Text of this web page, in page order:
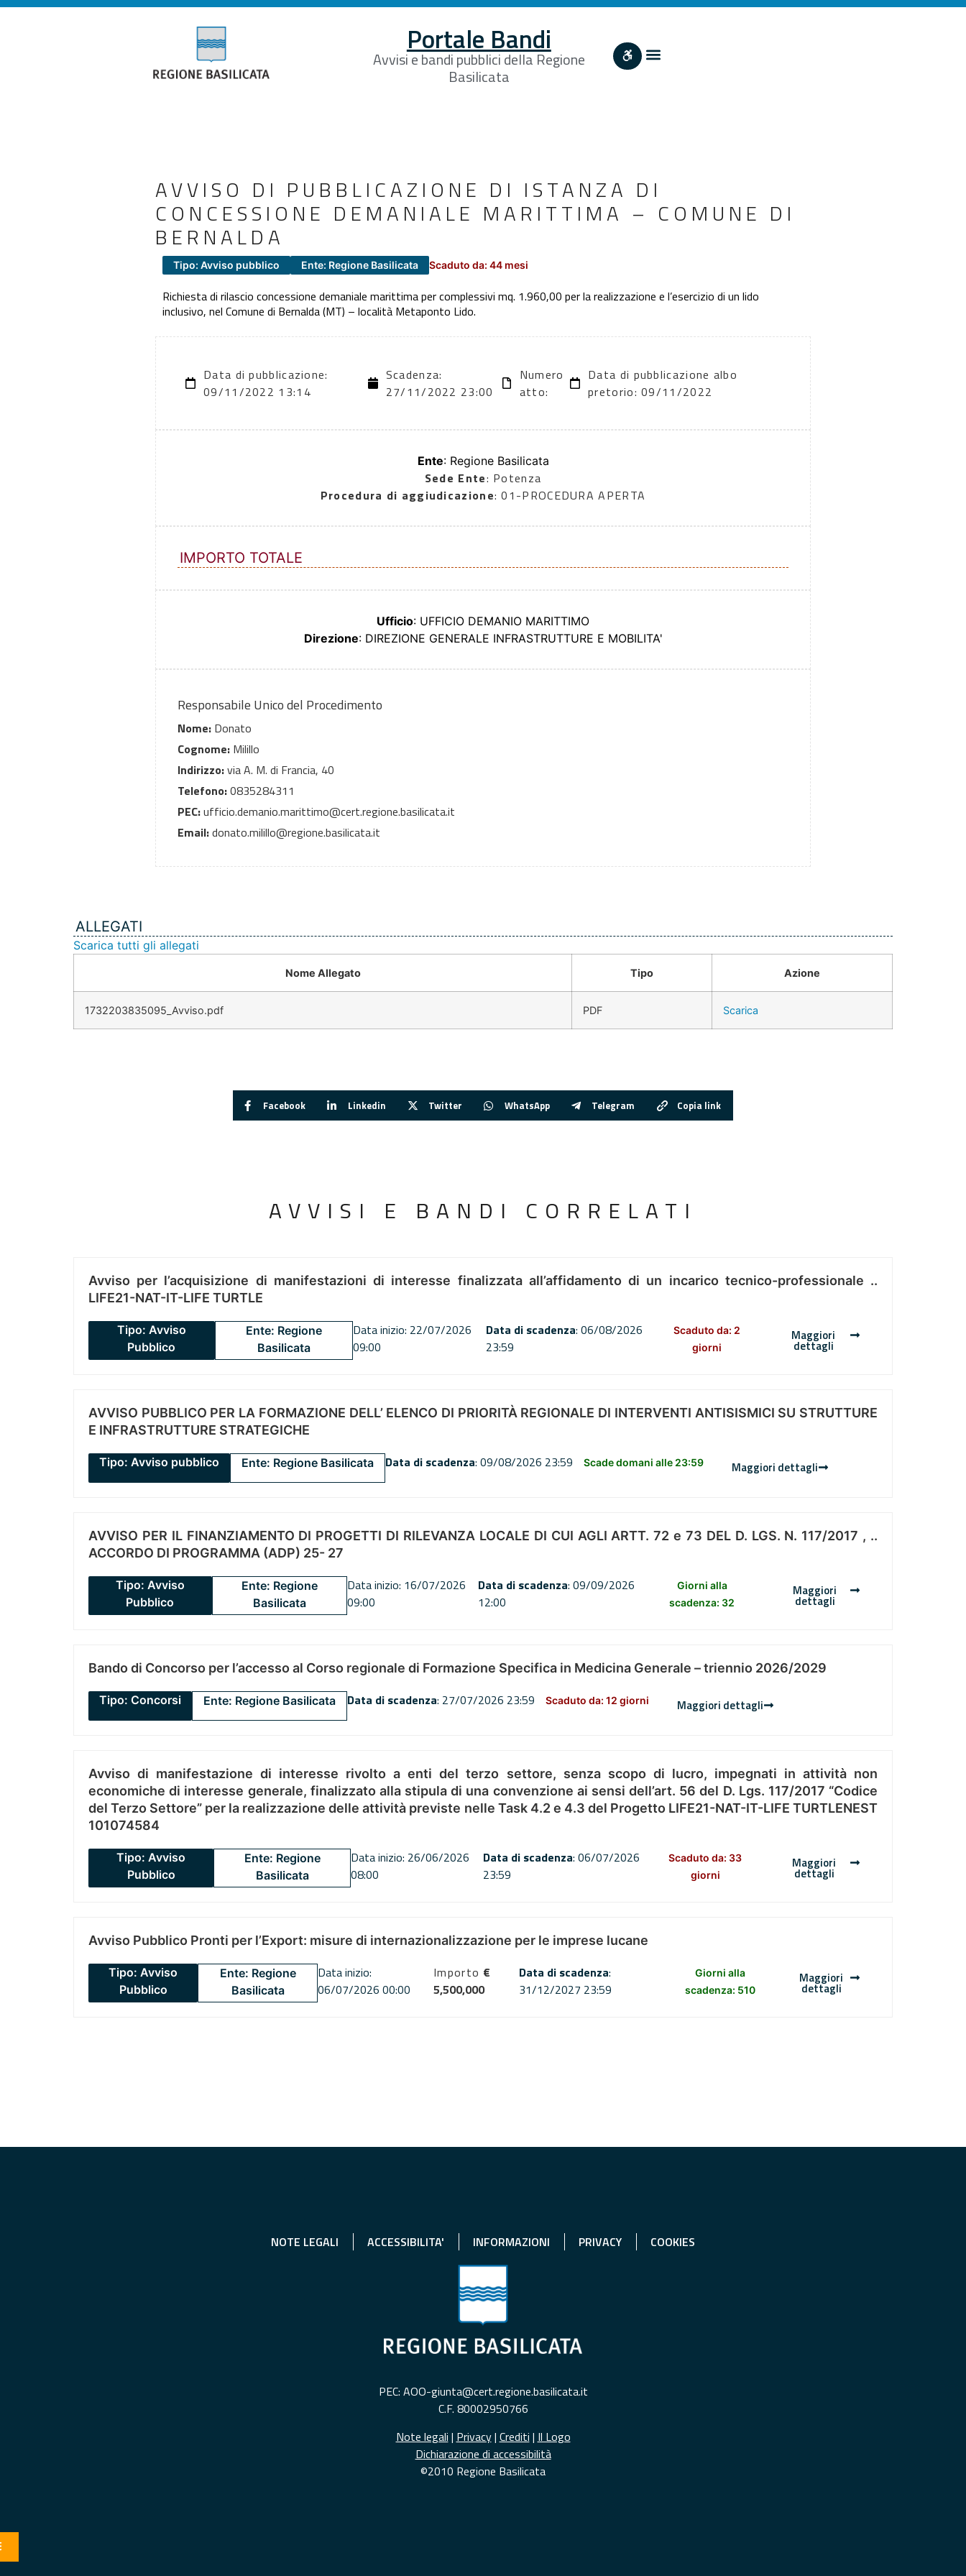
Portale Bandi
Avvisi e bandi pubblici della Regione
Basilicata
AVVISO DI PUBBLICAZIONE DI ISTANZA DI
CONCESSIONE DEMANIALE MARITTIMA – COMUNE DI
BERNALDA
Tipo: Avviso pubblico Ente: Regione Basilicata Scaduto da: 44 mesi
Richiesta di rilascio concessione demaniale marittima per complessivi mq. 1.960,00 per la realizzazione e l’esercizio di un lido
inclusivo, nel Comune di Bernalda (MT) – località Metaponto Lido.
Data di pubblicazione:
09/11/2022 13:14
Scadenza:
27/11/2022 23:00
Numero
atto:
Data di pubblicazione albo
pretorio: 09/11/2022
Ente: Regione Basilicata
Sede Ente: Potenza
Procedura di aggiudicazione: 01-PROCEDURA APERTA
IMPORTO TOTALE
Ufficio: UFFICIO DEMANIO MARITTIMO
Direzione: DIREZIONE GENERALE INFRASTRUTTURE E MOBILITA'
Responsabile Unico del Procedimento
Nome: Donato
Cognome: Milillo
Indirizzo:via A. M. di Francia, 40
Telefono:0835284311
PEC:ufficio.demanio.marittimo@cert.regione.basilicata.it
Email:donato.milillo@regione.basilicata.it
ALLEGATI
Scarica tutti gli allegati
Nome Allegato Tipo Azione
1732203835095_Avviso.pdf PDF Scarica
Facebook Linkedin Twitter WhatsApp Telegram Copia link
AVVISI E BANDI CORRELATI
Avviso per l’acquisizione di manifestazioni di interesse finalizzata all’affidamento di un incarico tecnico-professionale ..
LIFE21-NAT-IT-LIFE TURTLE
Tipo: Avviso
Pubblico
Ente: Regione
Basilicata
Data inizio: 22/07/2026
09:00
Data di scadenza: 06/08/2026
23:59
Scaduto da: 2
giorni
Maggiori
dettagli
AVVISO PUBBLICO PER LA FORMAZIONE DELL’ ELENCO DI PRIORITÀ REGIONALE DI INTERVENTI ANTISISMICI SU STRUTTURE
E INFRASTRUTTURE STRATEGICHE
Tipo: Avviso pubblico Ente: Regione Basilicata Data di scadenza: 09/08/2026 23:59 Scade domani alle 23:59 Maggiori dettagli
AVVISO PER IL FINANZIAMENTO DI PROGETTI DI RILEVANZA LOCALE DI CUI AGLI ARTT. 72 e 73 DEL D. LGS. N. 117/2017 , ..
ACCORDO DI PROGRAMMA (ADP) 25- 27
Tipo: Avviso
Pubblico
Ente: Regione
Basilicata
Data inizio: 16/07/2026
09:00
Data di scadenza: 09/09/2026
12:00
Giorni alla
scadenza: 32
Maggiori
dettagli
Bando di Concorso per l’accesso al Corso regionale di Formazione Specifica in Medicina Generale – triennio 2026/2029
Tipo: Concorsi Ente: Regione Basilicata Data di scadenza: 27/07/2026 23:59 Scaduto da: 12 giorni Maggiori dettagli
Avviso di manifestazione di interesse rivolto a enti del terzo settore, senza scopo di lucro, impegnati in attività non
economiche di interesse generale, finalizzato alla stipula di una convenzione ai sensi dell’art. 56 del D. Lgs. 117/2017 “Codice
del Terzo Settore” per la realizzazione delle attività previste nelle Task 4.2 e 4.3 del Progetto LIFE21-NAT-IT-LIFE TURTLENEST
101074584
Tipo: Avviso
Pubblico
Ente: Regione
Basilicata
Data inizio: 26/06/2026
08:00
Data di scadenza: 06/07/2026
23:59
Scaduto da: 33
giorni
Maggiori
dettagli
Avviso Pubblico Pronti per l’Export: misure di internazionalizzazione per le imprese lucane
Tipo: Avviso
Pubblico
Ente: Regione
Basilicata
Data inizio:
06/07/2026 00:00
Importo €
5,500,000
Data di scadenza:
31/12/2027 23:59
Giorni alla
scadenza: 510
Maggiori
dettagli
NOTE LEGALI ACCESSIBILITA' INFORMAZIONI PRIVACY COOKIES
PEC: AOO-giunta@cert.regione.basilicata.it
C.F. 80002950766
Note legali | Privacy| Crediti | Il Logo
Dichiarazione di accessibilità
©2010 Regione Basilicata